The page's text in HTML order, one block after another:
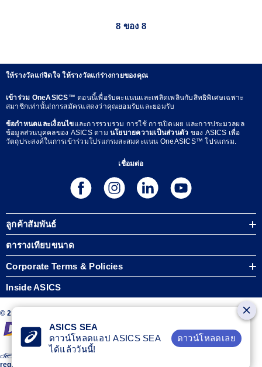
8 ของ 8
ให้รางวัลแก่จิตใจ ให้รางวัลแก่ร่างกายของคุณ
เข้าร่วม OneASICS™ตอนนี้เพื่อรับคะแนนและเพลิดเพลินกับสิทธิพิเศษเฉพาะ
สมาชิกเท่านั้น!การสมัครแสดงว่าคุณยอมรับและยอมรับ
ข้อกำหนดและเงื่อนไขและการรวบรวม การใช้ การเปิดเผย และการประมวลผล
ข้อมูลส่วนบุคคลของ ASICS ตาม นโยบายความเป็นส่วนตัว ของ ASICS เพื่อ
วัตถุประสงค์ในการเข้าร่วมโปรแกรมสะสมคะแนน OneASICS™ โปรแกรม.
เชื่อมต่อ
ลูกค้าสัมพันธ์
ตารางเทียบขนาด
Corporate Terms & Policies
Inside ASICS
© 2024 ASICS Thailand Co., Ltd. All Rights Reserved.
registered trademark of ASICS Corporation
ASICS SEA
ดาวน์โหลดแอป ASICS SEA
ได้แล้ววันนี้!
ดาวน์โหลดเลย